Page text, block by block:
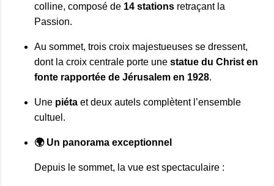
colline, composé de 14 stations retraçant la
Passion.
Au sommet, trois croix majestueuses se dressent,
dont la croix centrale porte une statue du Christ en
fonte rapportée de Jérusalem en 1928.
Une piéta et deux autels complètent l’ensemble
cultuel.
🌍 Un panorama exceptionnel
Depuis le sommet, la vue est spectaculaire :